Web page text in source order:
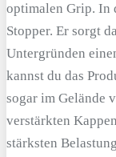
optimalen Grip. In
Stopper. Er sorgt
Untergründen
kannst du das
sogar im Gelände
verstärkten
stärksten